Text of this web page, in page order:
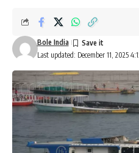
Last updated: December 11, 2025
Bole India